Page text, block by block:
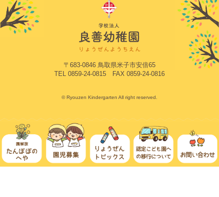
〒683-0846 鳥取県米子市安倍65
TEL 0859-24-0815 FAX 0859-24-0816
© Ryouzen Kindergarten All right reserved.